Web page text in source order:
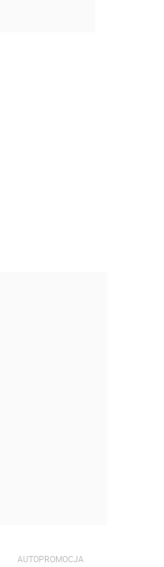
AUTOPROMOCJA